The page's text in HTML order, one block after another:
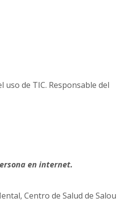
uso de TIC. Responsable del
en internet.
Centro de Salud de Salou